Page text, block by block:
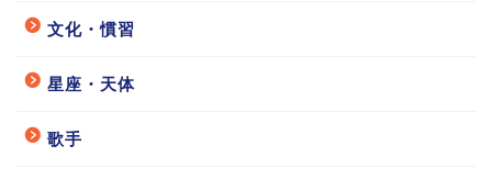
文化・慣習
星座・天体
歌手